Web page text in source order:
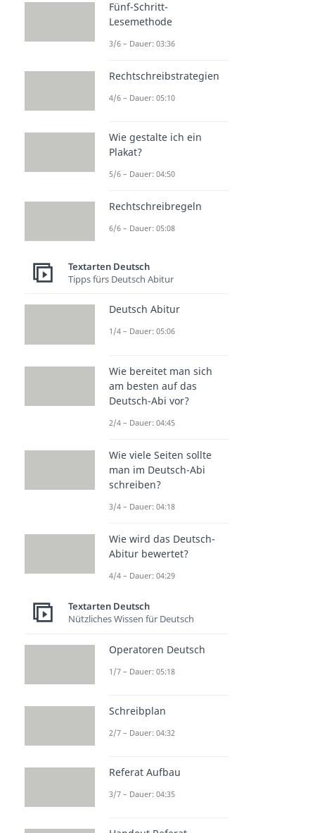
Fünf-Schritt-
Lesemethode
3/6 – Dauer: 03:36
Rechtschreibstrategien
4/6 – Dauer: 05:10
Wie gestalte ich ein
Plakat?
5/6 – Dauer: 04:50
Rechtschreibregeln
6/6 – Dauer: 05:08
Textarten Deutsch
Tipps fürs Deutsch Abitur
Deutsch Abitur
1/4 – Dauer: 05:06
Wie bereitet man sich
am besten auf das
Deutsch-Abi vor?
2/4 – Dauer: 04:45
Wie viele Seiten sollte
man im Deutsch-Abi
schreiben?
3/4 – Dauer: 04:18
Wie wird das Deutsch-
Abitur bewertet?
4/4 – Dauer: 04:29
Textarten Deutsch
Nützliches Wissen für Deutsch
Operatoren Deutsch
1/7 – Dauer: 05:18
Schreibplan
2/7 – Dauer: 04:32
Referat Aufbau
3/7 – Dauer: 04:35